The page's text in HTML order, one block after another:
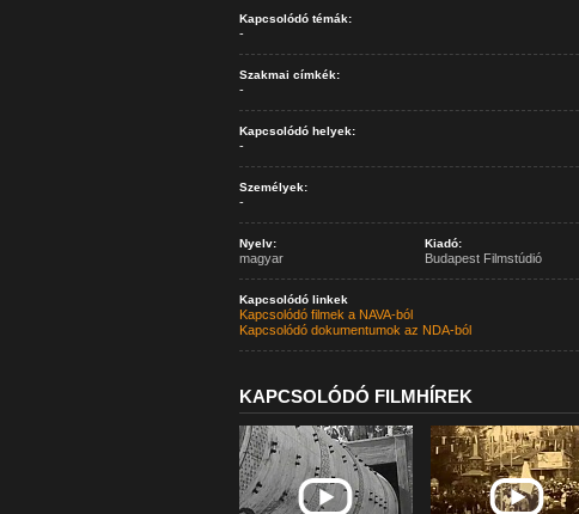
Kapcsolódó témák:
-
Szakmai címkék:
-
Kapcsolódó helyek:
-
Személyek:
-
Nyelv:
magyar
Kiadó:
Budapest Filmstúdió
Kapcsolódó linkek
Kapcsolódó filmek a NAVA-ból
Kapcsolódó dokumentumok az NDA-ból
KAPCSOLÓDÓ FILMHÍREK